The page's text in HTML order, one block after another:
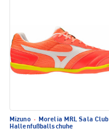
Mizuno · Morelia MRL Sala Club
Hallenfußballschuhe